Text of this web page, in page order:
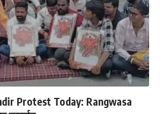
Protest Today: Rangwasa